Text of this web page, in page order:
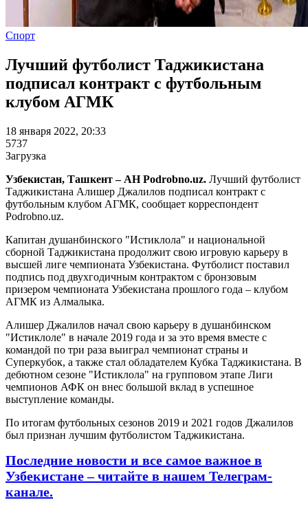
Спорт
Лучший футболист Таджикистана
подписал контракт с футбольным
клубом АГМК
18 января 2022, 20:33
5737
Загрузка
Узбекистан, Ташкент – АН Podrobno.uz. Лучший футболист
Таджикистана Алишер Джалилов подписал контракт с
футбольным клубом АГМК, сообщает корреспондент
Podrobno.uz.
Капитан душанбинского "Истиклола" и национальной
сборной Таджикистана продолжит свою игровую карьеру в
высшей лиге чемпионата Узбекистана. Футболист поставил
подпись под двухгодичным контрактом с бронзовым
призером чемпионата Узбекистана прошлого года – клубом
АГМК из Алмалыка.
Алишер Джалилов начал свою карьеру в душанбинском
"Истиклоле" в начале 2019 года и за это время вместе с
командой по три раза выиграл чемпионат страны и
Суперкубок, а также стал обладателем Кубка Таджикистана. В
дебютном сезоне "Истиклола" на групповом этапе Лиги
чемпионов АФК он внес большой вклад в успешное
выступление команды.
По итогам футбольных сезонов 2019 и 2021 годов Джалилов
был признан лучшим футболистом Таджикистана.
Последние новости и все самое важное в
Узбекистане – читайте в нашем Телеграм-
канале.